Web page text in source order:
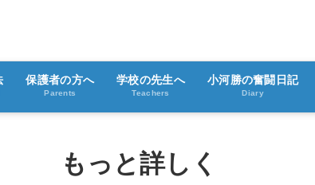
保護者の方へ
Parents
学校の先生へ
Teachers
小河勝の奮闘日記
Diary
もっと詳しく